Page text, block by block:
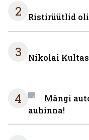
2 Ristirüütlid
3 Nikolai
4
Mängi
auhinna!